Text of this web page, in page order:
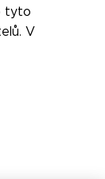
tyto
V